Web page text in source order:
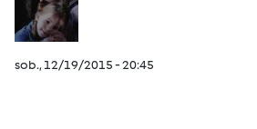
sob., 12/19/2015 - 20:45